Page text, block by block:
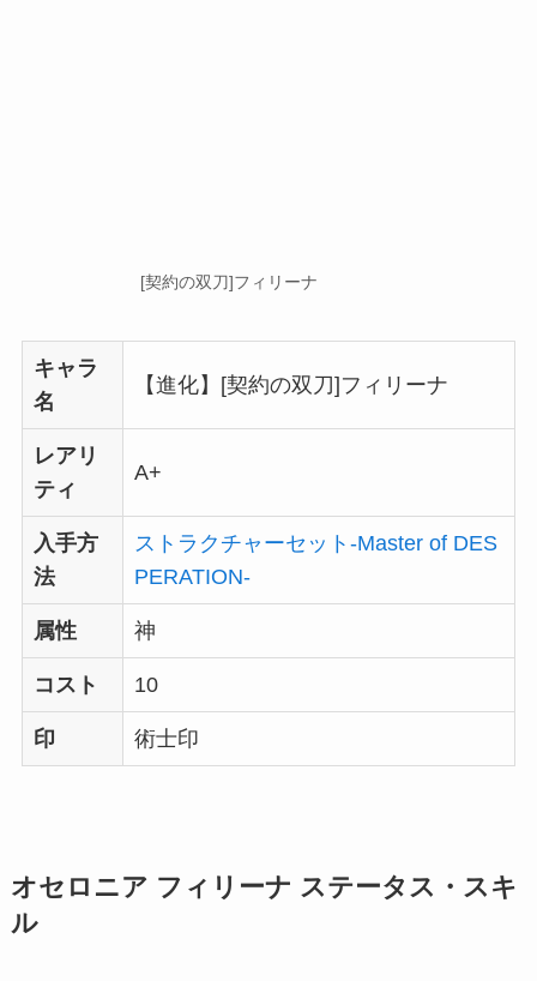
[契約の双刀]フィリーナ
キャラ
名
【進化】[契約の双刀]フィリーナ
レアリ
ティ
A+
入手方
法
ストラクチャーセット-Master of DES
PERATION-
属性 神
コスト 10
印 術士印
オセロニア フィリーナ ステータス・スキ
ル